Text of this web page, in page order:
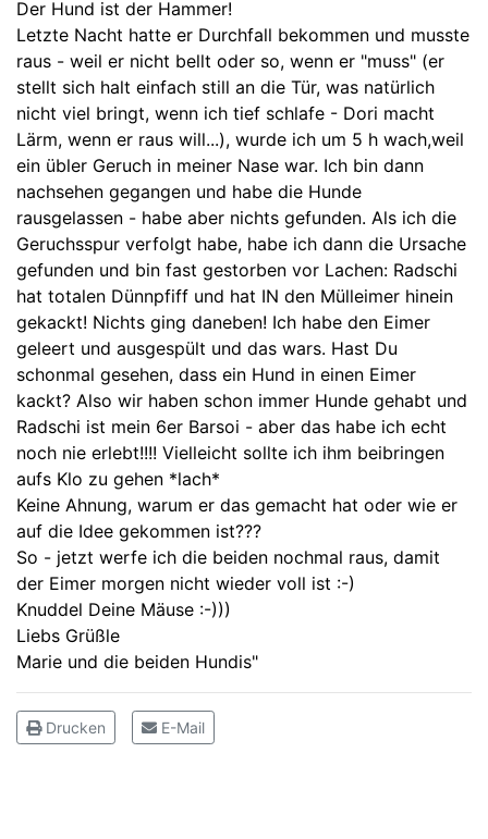
Der Hund ist der Hammer!
Letzte Nacht hatte er Durchfall bekommen und musste
raus - weil er nicht bellt oder so, wenn er "muss" (er
stellt sich halt einfach still an die Tür, was natürlich
nicht viel bringt, wenn ich tief schlafe - Dori macht
Lärm, wenn er raus will...), wurde ich um 5 h wach,weil
ein übler Geruch in meiner Nase war. Ich bin dann
nachsehen gegangen und habe die Hunde
rausgelassen - habe aber nichts gefunden. Als ich die
Geruchsspur verfolgt habe, habe ich dann die Ursache
gefunden und bin fast gestorben vor Lachen: Radschi
hat totalen Dünnpfiff und hat IN den Mülleimer hinein
gekackt! Nichts ging daneben! Ich habe den Eimer
geleert und ausgespült und das wars. Hast Du
schonmal gesehen, dass ein Hund in einen Eimer
kackt? Also wir haben schon immer Hunde gehabt und
Radschi ist mein 6er Barsoi - aber das habe ich echt
noch nie erlebt!!!! Vielleicht sollte ich ihm beibringen
aufs Klo zu gehen *lach*
Keine Ahnung, warum er das gemacht hat oder wie er
auf die Idee gekommen ist???
So - jetzt werfe ich die beiden nochmal raus, damit
der Eimer morgen nicht wieder voll ist :-)
Knuddel Deine Mäuse :-)))
Liebs Grüßle
Marie und die beiden Hundis"
Drucken E-Mail